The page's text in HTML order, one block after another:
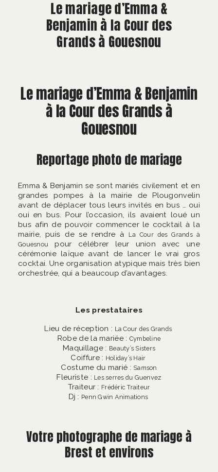
CONTACT
Le mariage d’Emma &
Benjamin à la Cour des
Grands à Gouesnou
Le mariage d’Emma & Benjamin
à la Cour des Grands à
Gouesnou
Reportage photo de mariage
Emma & Benjamin se sont mariés civilement et en
grandes pompes à la mairie de Plougonvelin
avant de déplacer tous leurs invités en bus … oui
oui en bus. Pour l’occasion, ils avaient loué un
bus afin de pouvoir commencer le cocktail à la
mairie, puis de se rendre à
La Cour des Grands à
Gouesnou
pour célébrer leur union avec une
cérémonie laïque avant de lancer le vrai gros
cocktai. Une organisation atypique mais très bien
orchestrée, qui a beaucoup d’avantages.
Les prestataires
Lieu de réception : La Cour des Grands
Robe de la mariée : Cymbeline
Maquillage : Beauty’s Sisters
Coiffure : Holiday’s Hair
Costume du marié : Samson
Fleuriste : Les serres du Guenvez
Traiteur : Frédéric Traiteur
Dj : Penn Gwin Animations
Votre photographe de mariage à
Brest et environs